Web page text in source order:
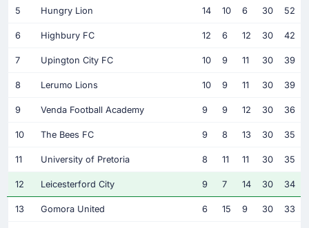
5 Hungry Lion 14 10 6 30 52
6 Highbury FC 12 6 12 30 42
7 Upington City FC 10 9 11 30 39
8 Lerumo Lions 10 9 11 30 39
9 Venda Football Academy 9 9 12 30 36
10 The Bees FC 9 8 13 30 35
11 University of Pretoria 8 11 11 30 35
12 Leicesterford City 9 7 14 30 34
13 Gomora United 6 15 9 30 33